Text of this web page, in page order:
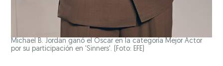
Michael B. Jordan ganó el Oscar en la categoría Mejor Actor
por su participación en 'Sinners'. (Foto: EFE)